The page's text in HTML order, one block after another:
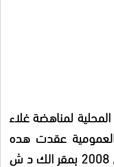
لمناهضة غلاء
عقدت هده
الاخيرة اجتماعا بتاريخ 23 مارس 2008 بمقر الك د ش